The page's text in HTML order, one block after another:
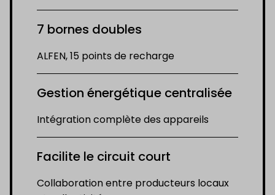
7 bornes doubles
ALFEN, 15 points de recharge
Gestion énergétique centralisée
Intégration complète des appareils
Facilite le circuit court
Collaboration entre producteurs locaux